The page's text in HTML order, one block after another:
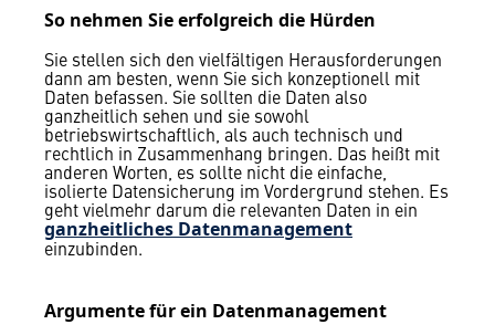
So nehmen Sie erfolgreich die Hürden
Sie stellen sich den vielfältigen Herausforderungen
dann am besten, wenn Sie sich konzeptionell mit
Daten befassen. Sie sollten die Daten also
ganzheitlich sehen und sie sowohl
betriebswirtschaftlich, als auch technisch und
rechtlich in Zusammenhang bringen. Das heißt mit
anderen Worten, es sollte nicht die einfache,
isolierte Datensicherung im Vordergrund stehen. Es
geht vielmehr darum die relevanten Daten in ein
ganzheitliches Datenmanagement
einzubinden.
Argumente für ein Datenmanagement